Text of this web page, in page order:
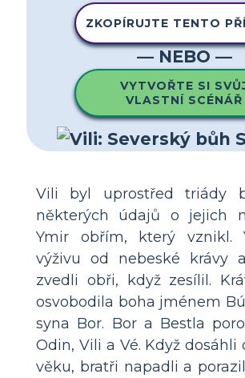
ZKOPÍRUJTE TENTO
— NEBO —
VYTVOŘTE SI
VLASTNÍ SCÉNÁŘ
Vili byl uprostřed triády
některých údajů o jejich
Ymir obřím, který vznikl.
výživu od nebeské krávy
zvedli obři, když zesílil.
osvobodila boha jménem
syna Bor. Bor a Bestla
Odin, Vili a Vé. Když dosáhli
věku, bratři napadli a